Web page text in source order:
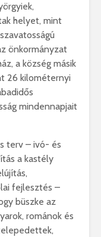
helyet, mint
önkormányzat
a község másik
26 kilométernyi
mindennapjait
terv – ivó- és
a kastély
fejlesztés –
büszke az
románok és